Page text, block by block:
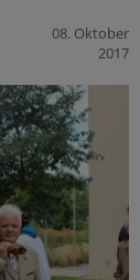
08. Oktober
2017